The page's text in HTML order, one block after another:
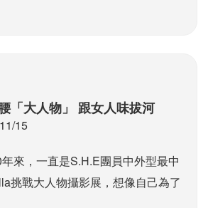
「大人物」 跟女人味拔河
15
來，一直是S.H.E團員中外型最中
挑戰大人物攝影展，想像自己為了